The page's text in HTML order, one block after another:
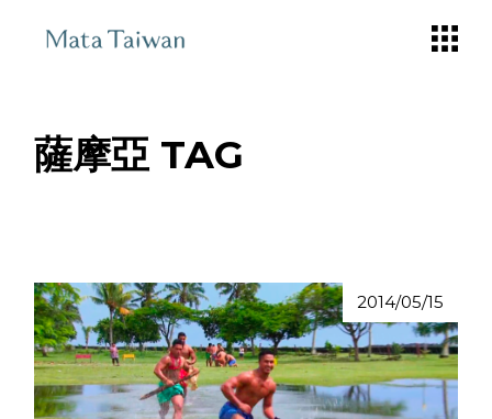
薩摩亞 TAG
2014/05/15